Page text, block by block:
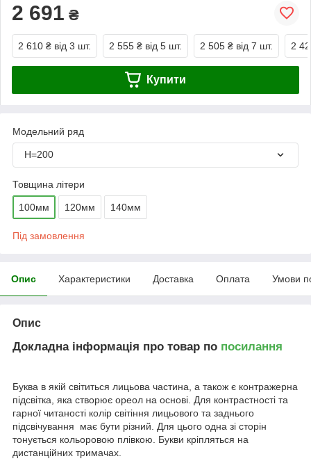
2 691 ₴
2 610 ₴ від 3 шт. 2 555 ₴ від 5 шт. 2 505 ₴ від 7 шт. 2
Купити
Модельний ряд
Н=200
Товщина літери
100мм 120мм 140мм
Під замовлення
Опис Характеристики Доставка Оплата Умови
Опис
Докладна інформація про товар по посилання
Буква в якій світиться лицьова частина, а також є контражерна
підсвітка, яка створює ореол на основі. Для контрастності та
гарної читаності колір світіння лицьового та заднього
підсвічування має бути різний. Для цього одна зі сторін
тонується кольоровою плівкою. Букви кріпляться на
дистанційних тримачах.